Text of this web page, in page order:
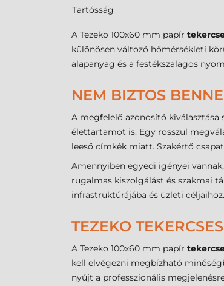
Tartósság
A Tezeko 100x60 mm papír
különösen változó hőmérsékleti
alapanyag és a festékszalagos
NEM BIZTOS
A megfelelő azonosító
élettartamot is. Egy rosszul
leeső címkék miatt. Szakértő
Amennyiben egyedi igényei
rugalmas kiszolgálást és szakmai
infrastruktúrájába és üzleti céljaihoz.
TEZEKO
A Tezeko 100x60 mm papír
kell elvégezni megbízható
nyújt a professzionális